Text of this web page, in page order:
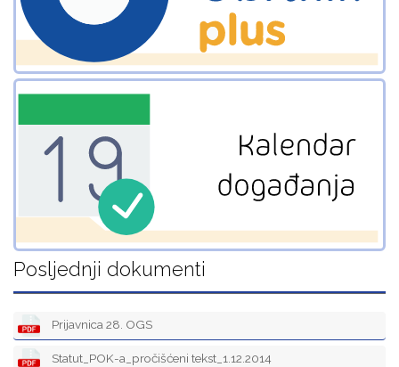
Posljednji dokumenti
Prijavnica 28. OGS
Statut_POK-a_pročišćeni tekst_1.12.2014